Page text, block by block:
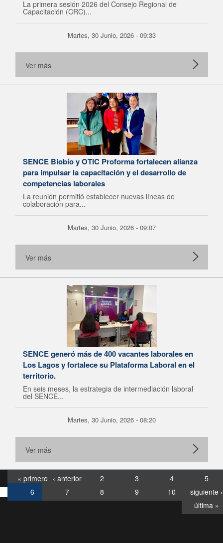
La primera sesión 2026 del Consejo Regional de
Capacitación (CRC)...
Martes, 30 Junio, 2026 - 09:33
Ver más
SENCE Biobío y OTIC Proforma fortalecen alianza
para impulsar la capacitación y el desarrollo de
competencias laborales
La reunión permitió establecer nuevas líneas de
colaboración para...
Martes, 30 Junio, 2026 - 09:07
Ver más
SENCE generó más de 400 vacantes laborales en
Los Lagos y fortalece su Plataforma Laboral en el
territorio.
En seis meses, la estrategia de intermediación laboral
del SENCE...
Martes, 30 Junio, 2026 - 08:20
Ver más
« primero ‹ anterior 2 3 4
5
6
7 8 9 10
siguiente ›
última »